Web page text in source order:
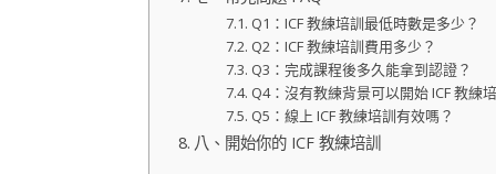
Q1：ICF 教練培訓最低時數是多少？
Q2：ICF 教練培訓費用多少？
Q3：完成課程後多久能拿到認證？
Q4：沒有教練背景可以開始 ICF 教練
Q5：線上 ICF 教練培訓有效嗎？
八、開始你的 ICF 教練培訓